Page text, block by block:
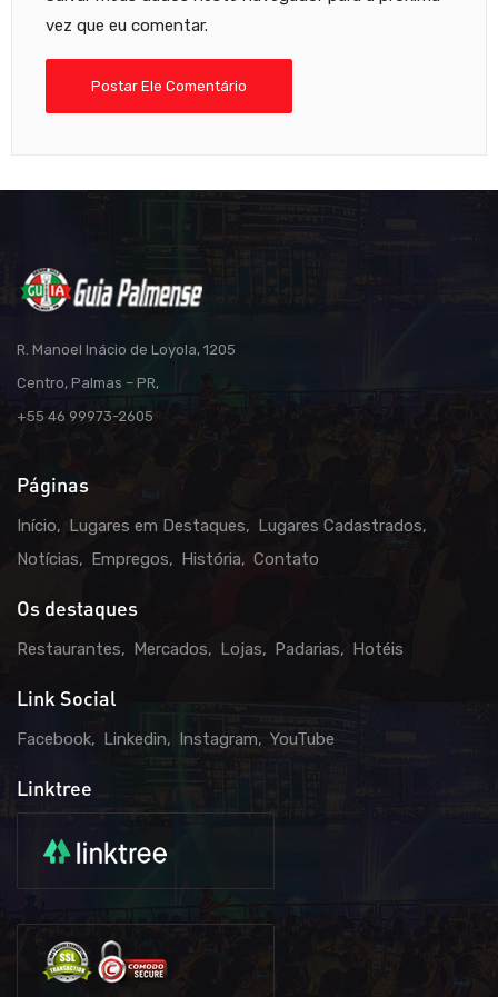
vez que eu comentar.
R. Manoel Inácio de Loyola, 1205
Centro, Palmas – PR,
+55 46 99973-2605
Páginas
Início Lugares em Destaques
Lugares Cadastrados
Notícias
Empregos História Contato
Os destaques
Restaurantes Mercados Lojas Padarias Hotéis
Link Social
Facebook Linkedin Instagram YouTube
Linktree